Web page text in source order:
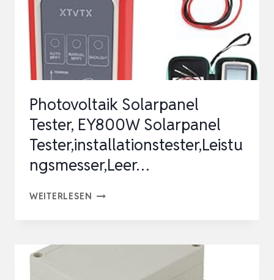
SOLAR
MPPT
LEISTUNGSTESTER
FÜR
Photovoltaik Solarpanel
Tester, EY800W Solarpanel
Tester,installationstester,Leistu
ngsmesser,Leer…
WEITERLESEN PHOTOVOLTAIK